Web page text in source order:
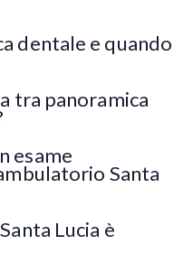
dentale e quando
tra panoramica
esame
Santa
Lucia è